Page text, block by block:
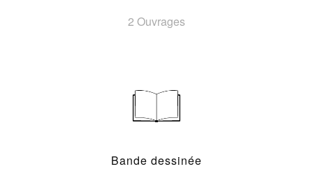
2 Ouvrages
Bande dessinée